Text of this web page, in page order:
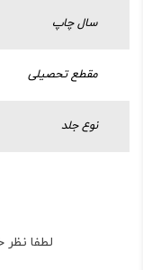
سال چاپ
مقطع تحصیلی
نوع جلد
لطفا نظر